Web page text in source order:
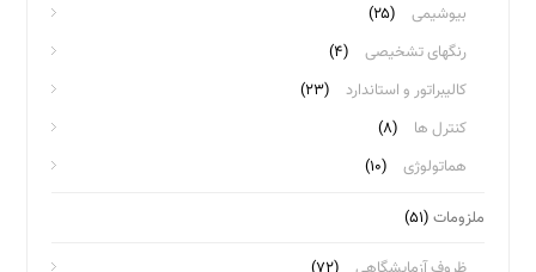
بیوشیمی
(۲۵)
رنگهای تشخیصی
(۴)
کالیبراتور و استاندارد
(۲۳)
کنترل ها
(۸)
هماتولوژی
(۱۰)
ملزومات (۵۱)